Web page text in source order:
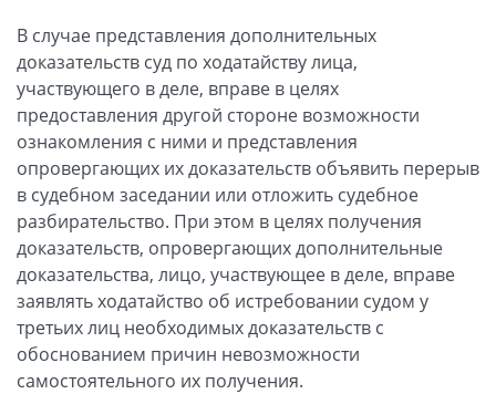
В случае представления дополнительных
доказательств суд по ходатайству лица,
участвующего в деле, вправе в целях
предоставления другой стороне возможности
ознакомления с ними и представления
опровергающих их доказательств объявить перерыв
в судебном заседании или отложить судебное
разбирательство. При этом в целях получения
доказательств, опровергающих дополнительные
доказательства, лицо, участвующее в деле, вправе
заявлять ходатайство об истребовании судом у
третьих лиц необходимых доказательств с
обоснованием причин невозможности
самостоятельного их получения.